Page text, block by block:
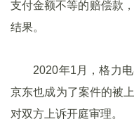
支付金额不等的赔偿款
结果。
2020年1月，格力电
京东也成为了案件的被
对双方上诉开庭审理。